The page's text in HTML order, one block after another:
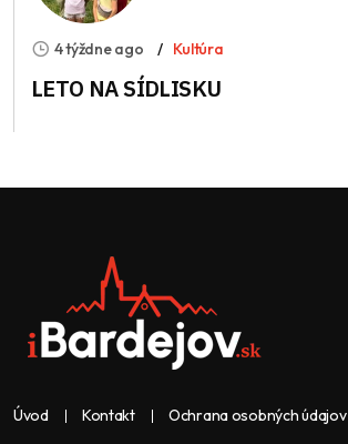
4 týždne ago Kultúra
LETO NA SÍDLISKU
Úvod Kontakt Ochrana osobných údajov